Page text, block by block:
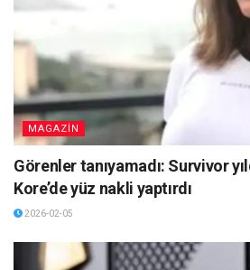
MAGAZİN
Görenler tanıyamadı: Survivor
Kore’de yüz nakli yaptırdı
2026-02-05